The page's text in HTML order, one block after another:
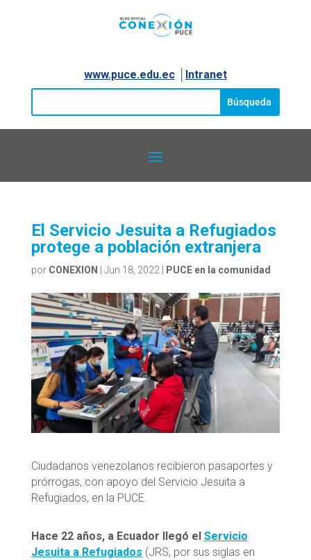
www.puce.edu.ec│ Intranet
El Servicio Jesuita a Refugiados
protege a población extranjera
por CONEXION Jun 18, 2022| PUCE en la comunidad
Ciudadanos venezolanos recibieron pasaportes y
prórrogas, con apoyo del Servicio Jesuita a
Refugiados, en la PUCE.
Hace 22 años, a Ecuador llegó el Servicio
Jesuita a Refugiados (JRS, por sus siglas en